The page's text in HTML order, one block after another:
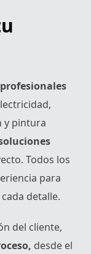
y pintura
Todos los
para
detalle.
del cliente,
desde el